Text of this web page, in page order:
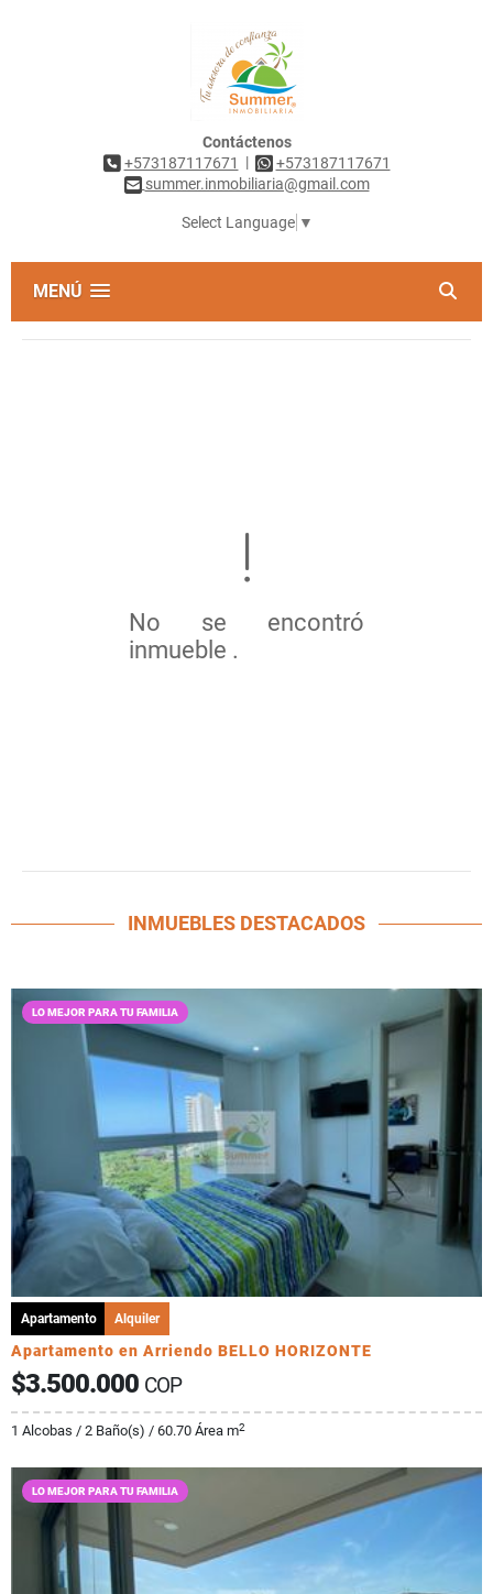
Contáctenos
+573187117671
|
+573187117671
summer.inmobiliaria@gmail.com
Select Language ▼
MENÚ
No se encontró
inmueble .
INMUEBLES DESTACADOS
LO MEJOR PARA TU FAMILIA
Apartamento Alquiler
Apartamento en Arriendo BELLO HORIZONTE
$3.500.000 COP
1 Alcobas / 2 Baño(s) / 60.70 Área m2
LO MEJOR PARA TU FAMILIA